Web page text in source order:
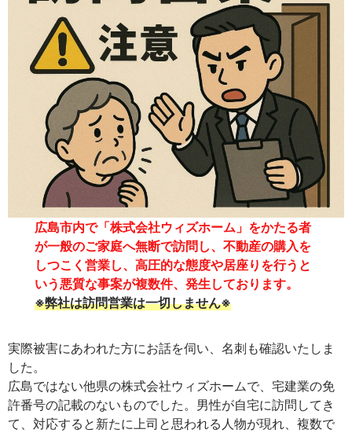
広島市内で「株式会社ウィズホーム」をかたる者
が一般のご家庭へ無断で訪問し、不動産の購入を
しつこく営業し、高圧的な態度や居座りを行うと
いう悪質な事案が複数件、発生しております。
※弊社は訪問営業は一切しません※
実際被害にあわれた方にお話を伺い、名刺も確認いたしま
した。
広島ではない他県の株式会社ウィズホームで、宅建業の免
許番号の記載のないものでした。男性が自宅に訪問してき
て、対応すると新たに上司と思われる人物が現れ、複数で